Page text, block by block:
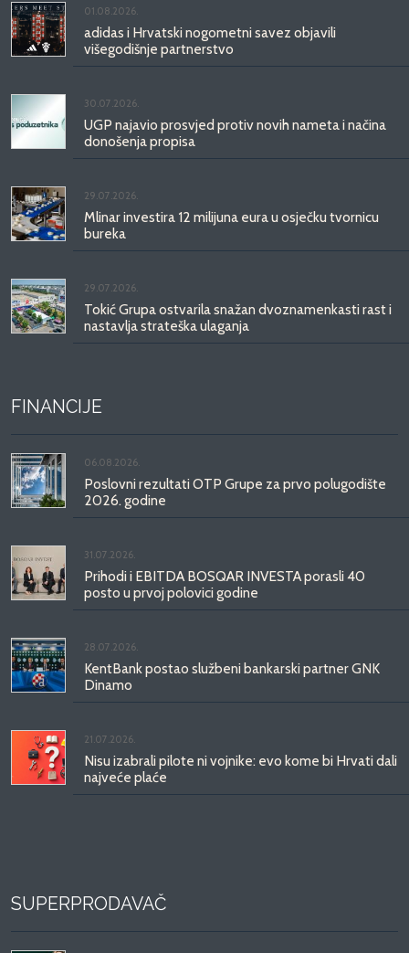
01.08.2026.
adidas i Hrvatski nogometni savez objavili
višegodišnje partnerstvo
30.07.2026.
UGP najavio prosvjed protiv novih nameta i načina
donošenja propisa
29.07.2026.
Mlinar investira 12 milijuna eura u osječku tvornicu
bureka
29.07.2026.
Tokić Grupa ostvarila snažan dvoznamenkasti rast i
nastavlja strateška ulaganja
FINANCIJE
06.08.2026.
Poslovni rezultati OTP Grupe za prvo polugodište
2026. godine
31.07.2026.
Prihodi i EBITDA BOSQAR INVESTA porasli 40
posto u prvoj polovici godine
28.07.2026.
KentBank postao službeni bankarski partner GNK
Dinamo
21.07.2026.
Nisu izabrali pilote ni vojnike: evo kome bi Hrvati dali
najveće plaće
SUPERPRODAVAČ